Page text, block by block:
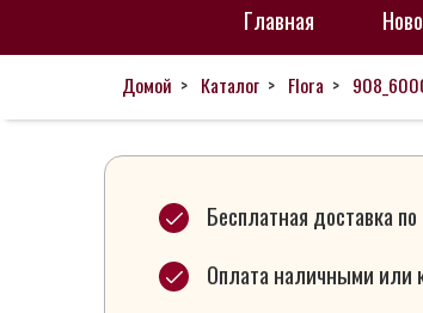
Главная
НовостиДомой Каталог Flora
Бесплатная доставка
Оплата наличными или